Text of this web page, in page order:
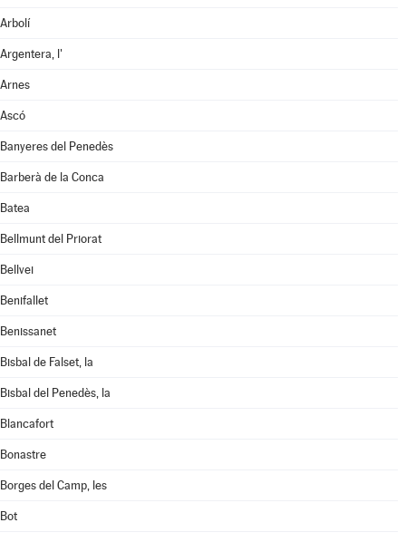
Arbolí
Argentera, l'
Arnes
Ascó
Banyeres del Penedès
Barberà de la Conca
Batea
Bellmunt del Priorat
Bellvei
Benifallet
Benissanet
Bisbal de Falset, la
Bisbal del Penedès, la
Blancafort
Bonastre
Borges del Camp, les
Bot